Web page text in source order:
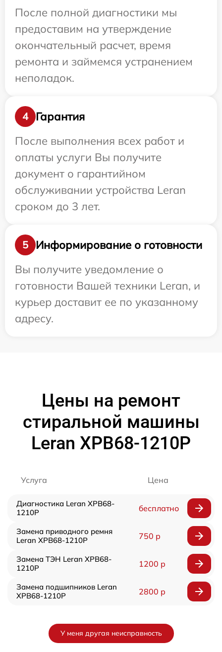
После полной диагностики мы
предоставим на утверждение
окончательный расчет, время
ремонта и займемся устранением
неполадок.
4
Гарантия
После выполнения всех работ и
оплаты услуги Вы получите
документ о гарантийном
обслуживании устройства Leran
сроком до 3 лет.
5
Информирование о готовности
Вы получите уведомление о
готовности Вашей техники Leran, и
курьер доставит ее по указанному
адресу.
Цены на ремонт
стиральной машины
Leran XPB68-1210P
Услуга Цена
Диагностика Leran XPB68-
1210P
бесплатно
Замена приводного ремня
Leran XPB68-1210P
750 р
Замена ТЭН Leran XPB68-
1210P
1200 р
Замена подшипников Leran
XPB68-1210P
2800 р
У меня другая неисправность